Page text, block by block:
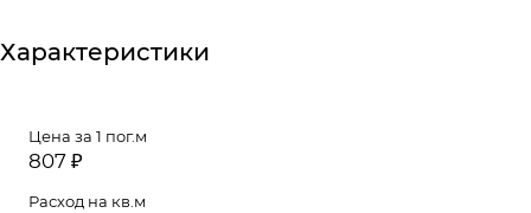
Характеристики
Цена за 1 пог.м
807 ₽
Расход на кв.м